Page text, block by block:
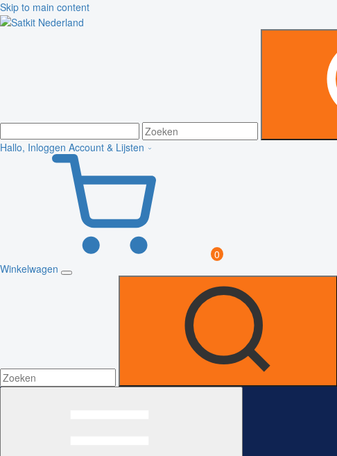
Skip to main content
Hallo, Inloggen Account & Lijsten
0
Winkelwagen